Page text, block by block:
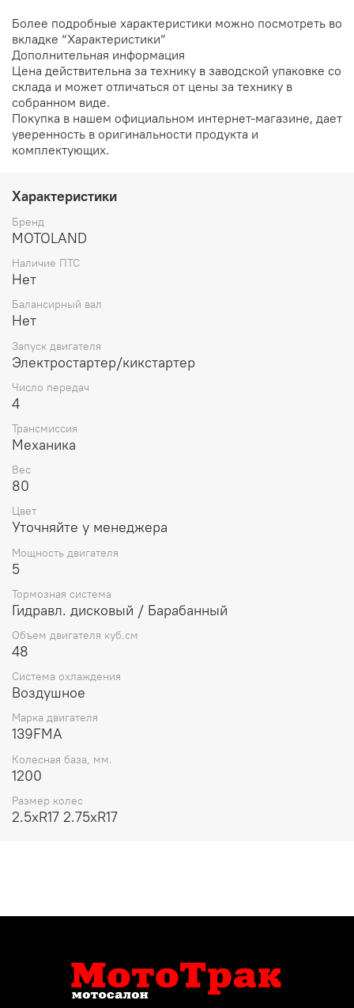
Более подробные характеристики можно посмотреть во
вкладке “Характеристики”
Дополнительная информация
Цена действительна за технику в заводской упаковке со
склада и может отличаться от цены за технику в
собранном виде.
Покупка в нашем официальном интернет-магазине, дает
уверенность в оригинальности продукта и
комплектующих.
Характеристики
Бренд
MOTOLAND
Наличие ПТС
Нет
Балансирный вал
Нет
Запуск двигателя
Электростартер/кикстартер
Число передач
4
Трансмиссия
Механика
Вес
80
Цвет
Уточняйте у менеджера
Мощность двигателя
5
Тормозная система
Гидравл. дисковый / Барабанный
Объем двигателя куб.см
48
Система охлаждения
Воздушное
Марка двигателя
139FMA
Колесная база, мм.
1200
Размер колес
2.5хR17 2.75хR17